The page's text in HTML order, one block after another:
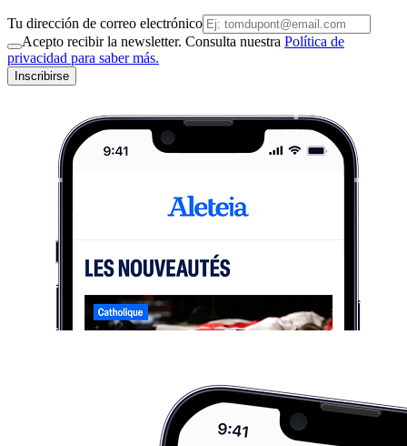
Tu dirección de correo electrónico
Acepto recibir la newsletter. Consulta nuestra Política de
privacidad para saber más.
Inscribirse